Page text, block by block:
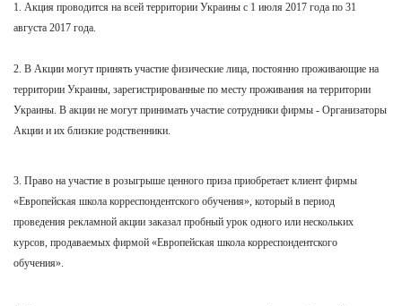
1. Акция проводится на всей территории Украины с 1 июля 2017 года по 31
августа 2017 года.
2. В Акции могут принять участие физические лица, постоянно проживающие на
территории Украины, зарегистрированные по месту проживания на территории
Украины. В акции не могут принимать участие сотрудники фирмы - Организаторы
Акции и их близкие родственники.
3. Право на участие в розыгрыше ценного приза приобретает клиент фирмы
«Европейская школа корреспондентского обучения», который в период
проведения рекламной акции заказал пробный урок одного или нескольких
курсов, продаваемых фирмой «Европейская школа корреспондентского
обучения».